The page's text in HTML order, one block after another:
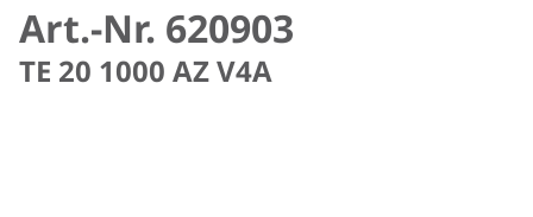
Art.-Nr. 620903
TE 20 1000 AZ V4A